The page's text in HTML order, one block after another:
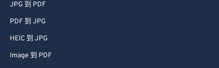
JPG 到 PDF
PDF 到 JPG
HEIC 到 JPG
Image 到 PDF